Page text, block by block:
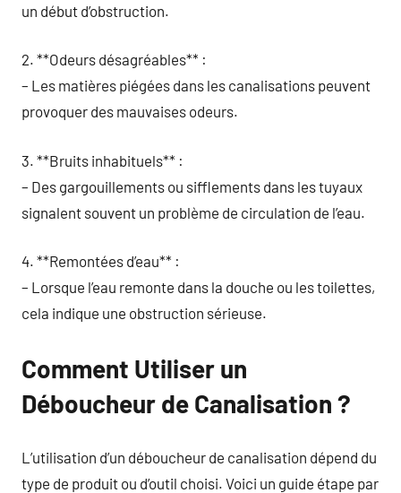
un début d’obstruction.
2. **Odeurs désagréables** :
– Les matières piégées dans les canalisations peuvent
provoquer des mauvaises odeurs.
3. **Bruits inhabituels** :
– Des gargouillements ou sifflements dans les tuyaux
signalent souvent un problème de circulation de l’eau.
4. **Remontées d’eau** :
– Lorsque l’eau remonte dans la douche ou les toilettes,
cela indique une obstruction sérieuse.
Comment Utiliser un
Déboucheur de Canalisation ?
L’utilisation d’un déboucheur de canalisation dépend du
type de produit ou d’outil choisi. Voici un guide étape par